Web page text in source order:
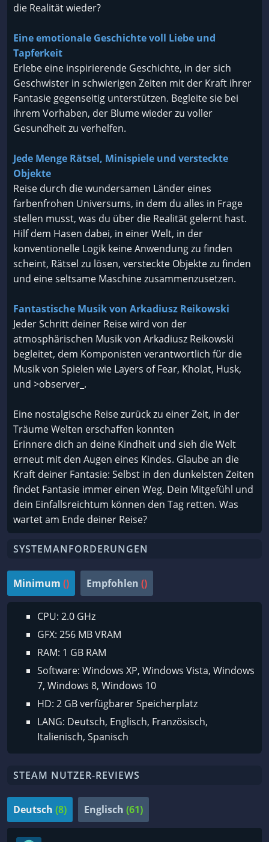
die Realität wieder?
Eine emotionale Geschichte voll Liebe und
Tapferkeit
Erlebe eine inspirierende Geschichte, in der sich
Geschwister in schwierigen Zeiten mit der Kraft ihrer
Fantasie gegenseitig unterstützen. Begleite sie bei
ihrem Vorhaben, der Blume wieder zu voller
Gesundheit zu verhelfen.
Jede Menge Rätsel, Minispiele und versteckte
Objekte
Reise durch die wundersamen Länder eines
farbenfrohen Universums, in dem du alles in Frage
stellen musst, was du über die Realität gelernt hast.
Hilf dem Hasen dabei, in einer Welt, in der
konventionelle Logik keine Anwendung zu finden
scheint, Rätsel zu lösen, versteckte Objekte zu finden
und eine seltsame Maschine zusammenzusetzen.
Fantastische Musik von Arkadiusz Reikowski
Jeder Schritt deiner Reise wird von der
atmosphärischen Musik von Arkadiusz Reikowski
begleitet, dem Komponisten verantwortlich für die
Musik von Spielen wie Layers of Fear, Kholat, Husk,
und >observer_.
Eine nostalgische Reise zurück zu einer Zeit, in der
Träume Welten erschaffen konnten
Erinnere dich an deine Kindheit und sieh die Welt
erneut mit den Augen eines Kindes. Glaube an die
Kraft deiner Fantasie: Selbst in den dunkelsten Zeiten
findet Fantasie immer einen Weg. Dein Mitgefühl und
dein Einfallsreichtum können den Tag retten. Was
wartet am Ende deiner Reise?
SYSTEMANFORDERUNGEN
Minimum () Empfohlen ()
CPU: 2.0 GHz
GFX: 256 MB VRAM
RAM: 1 GB RAM
Software: Windows XP, Windows Vista, Windows
7, Windows 8, Windows 10
HD: 2 GB verfügbarer Speicherplatz
LANG: Deutsch, Englisch, Französisch,
Italienisch, Spanisch
STEAM NUTZER-REVIEWS
Deutsch (8) Englisch (61)